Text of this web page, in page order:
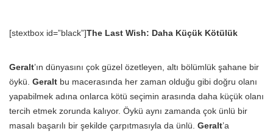
[stextbox id=”black”]The Last Wish: Daha Küçük Kötülük
Geralt’ın dünyasını çok güzel özetleyen, altı bölümlük şahane bir
öykü. Geralt bu macerasında her zaman olduğu gibi doğru olanı
yapabilmek adına onlarca kötü seçimin arasında daha küçük olanı
tercih etmek zorunda kalıyor. Öykü aynı zamanda çok ünlü bir
masalı başarılı bir şekilde çarpıtmasıyla da ünlü. Geralt’a